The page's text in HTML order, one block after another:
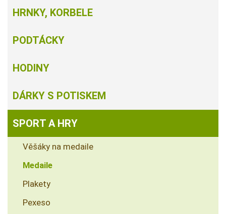
HRNKY, KORBELE
PODTÁCKY
HODINY
DÁRKY S POTISKEM
SPORT A HRY
Věšáky na medaile
Medaile
Plakety
Pexeso